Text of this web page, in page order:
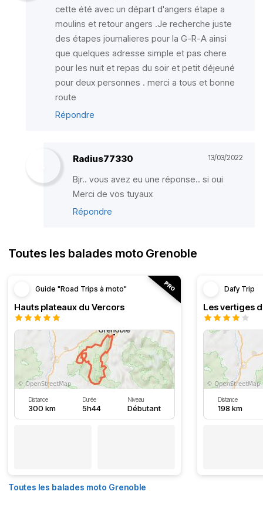
cette été avec un départ d'angers étape a
moulins et retour angers .Je recherche juste
des étapes journalieres pour la G-R-A ainsi
que quelques adresse simple et pas chere
pour les nuit et repas du soir et petit déjeuné
pour deux personnes . merci a tous et bonne
route
Répondre
Radius77330 13/03/2022
Bjr.. vous avez eu une réponse.. si oui
Merci de vos tuyaux
Répondre
Toutes les balades moto Grenoble
Guide "Road Trips à moto"
Hauts plateaux du Vercors
Distance
300 km
Durée
5h44
Niveau
Débutant
Dafy Trip
Les vertiges
Distance
198 km
Toutes les balades moto Grenoble